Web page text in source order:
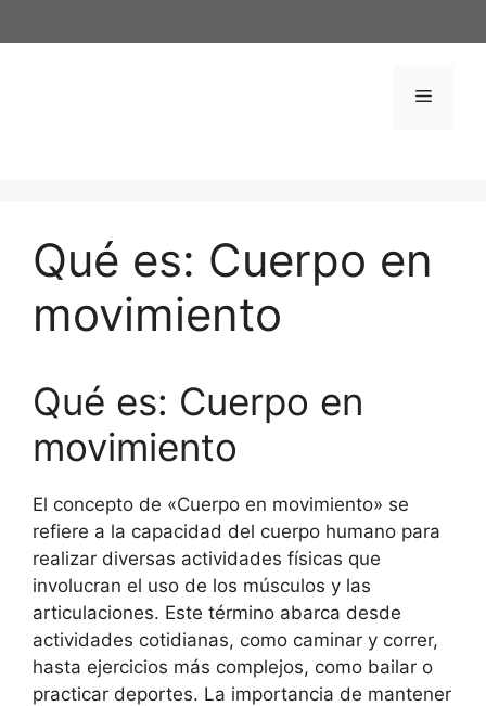
al
Menú
Qué es: Cuerpo en
movimiento
Qué es: Cuerpo en
movimiento
El concepto de «Cuerpo en movimiento» se
refiere a la capacidad del cuerpo humano para
realizar diversas actividades físicas que
involucran el uso de los músculos y las
articulaciones. Este término abarca desde
actividades cotidianas, como caminar y correr,
hasta ejercicios más complejos, como bailar o
practicar deportes. La importancia de mantener